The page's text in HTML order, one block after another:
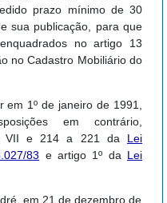
prazo mínimo de 30
sua publicação, para que
no artigo 13
no Cadastro Mobiliário do
1º de janeiro de 1991,
em contrário,
VII e 214 a 221 da Lei
83 e artigo 1º da Lei
em 21 de dezembro de